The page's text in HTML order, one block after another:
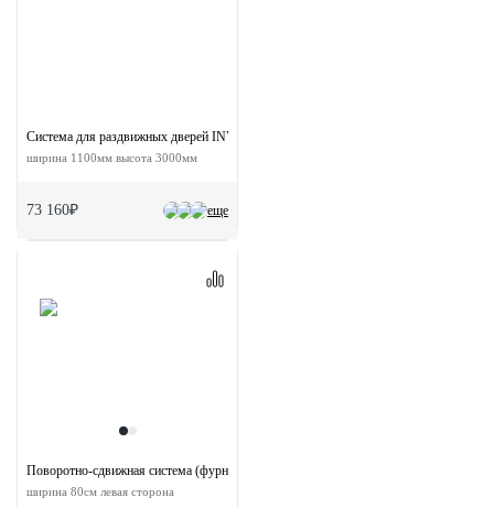
еще
Система для раздвижных дверей INVISIBLE-2 FRAME 1100/3000 AS
ширина 1100мм высота 3000мм
73 160₽
Поворотно-сдвижная система (фурнитура) для дверей 180-TWICE LEFT 80
ширина 80см левая сторона